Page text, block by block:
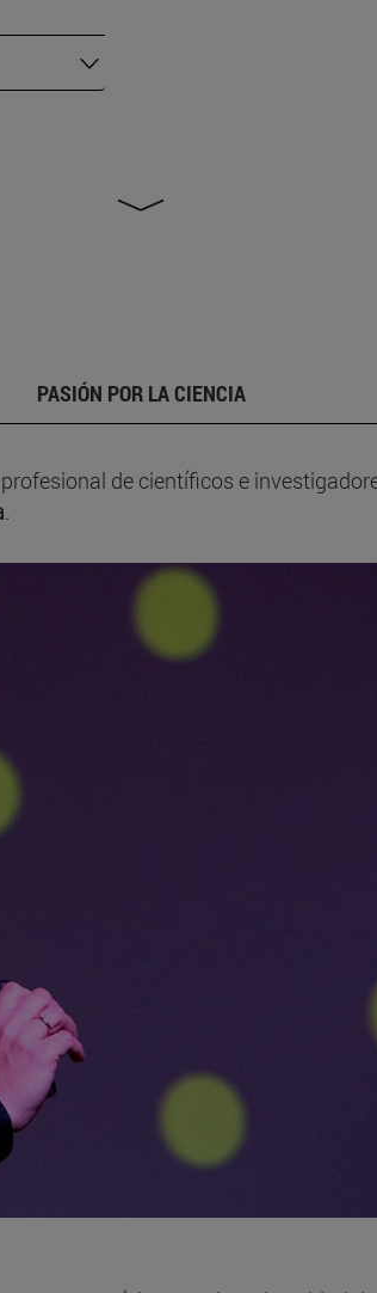
PASIÓN POR LA CIENCIA
de científicos e
.